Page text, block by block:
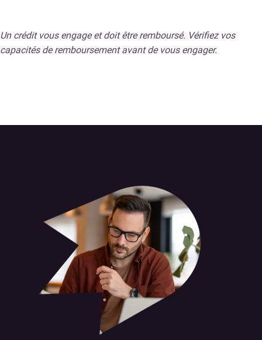
Un crédit vous engage et doit être remboursé. Vérifiez vos
capacités de remboursement avant de vous engager.